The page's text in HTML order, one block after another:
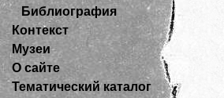
Библиография
Контекст
Музеи
О сайте
Тематический каталог